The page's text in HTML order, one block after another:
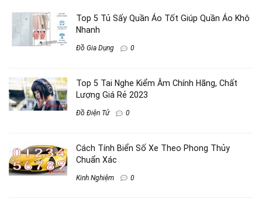
Top 5 Tủ Sấy Quần Áo Tốt Giúp Quần Áo Khô
Nhanh
Đồ Gia Dụng 0
Top 5 Tai Nghe Kiểm Âm Chính Hãng, Chất
Lượng Giá Rẻ 2023
Đồ Điện Tử 0
Cách Tính Biển Số Xe Theo Phong Thủy
Chuẩn Xác
Kinh Nghiệm 0